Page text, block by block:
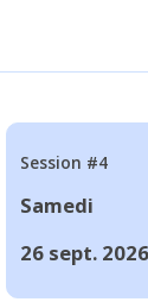
Session #4
Samedi
26 sept. 2026